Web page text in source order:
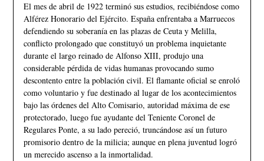
El mes de abril de 1922 terminó sus estudios, recibiéndose como
Alférez Honorario del Ejército. España enfrentaba a Marruecos
defendiendo su soberanía en las plazas de Ceuta y Melilla,
conflicto prolongado que constituyó un problema inquietante
durante el largo reinado de Alfonso XIII, produjo una
considerable pérdida de vidas humanas provocando sumo
descontento entre la población civil. El flamante oficial se enroló
como voluntario y fue destinado al lugar de los acontecimientos
bajo las órdenes del Alto Comisario, autoridad máxima de ese
protectorado, luego fue ayudante del Teniente Coronel de
Regulares Ponte, a su lado pereció, truncándose así un futuro
promisorio dentro de la milicia; aunque en plena juventud logró
un merecido ascenso a la inmortalidad.